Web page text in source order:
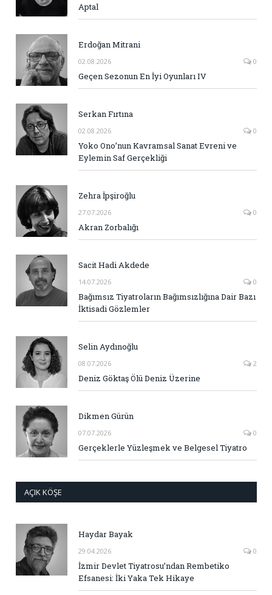
Aptal
Erdoğan Mitrani
02.08.2026 0
Geçen Sezonun En İyi Oyunları IV
Serkan Fırtına
02.08.2026 0
Yoko Ono’nun Kavramsal Sanat Evreni ve
Eylemin Saf Gerçekliği
Zehra İpşiroğlu
27.07.2026 0
Akran Zorbalığı
Sacit Hadi Akdede
14.07.2026 0
Bağımsız Tiyatroların Bağımsızlığına Dair Bazı
İktisadi Gözlemler
Selin Aydınoğlu
08.07.2026 2
Deniz Göktaş Ölü Deniz Üzerine
Dikmen Gürün
07.07.2026 0
Gerçeklerle Yüzleşmek ve Belgesel Tiyatro
AÇIK KÖŞE
Haydar Bayak
29.04.2026 0
İzmir Devlet Tiyatrosu’ndan Rembetiko
Efsanesi: İki Yaka Tek Hikaye